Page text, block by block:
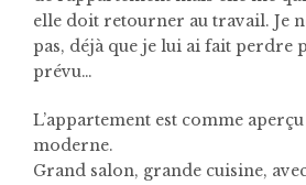
elle doit retourner au travail. Je
pas, déjà que je lui ai fait perdre
prévu…
L’appartement est comme
moderne.
Grand salon, grande cuisine,